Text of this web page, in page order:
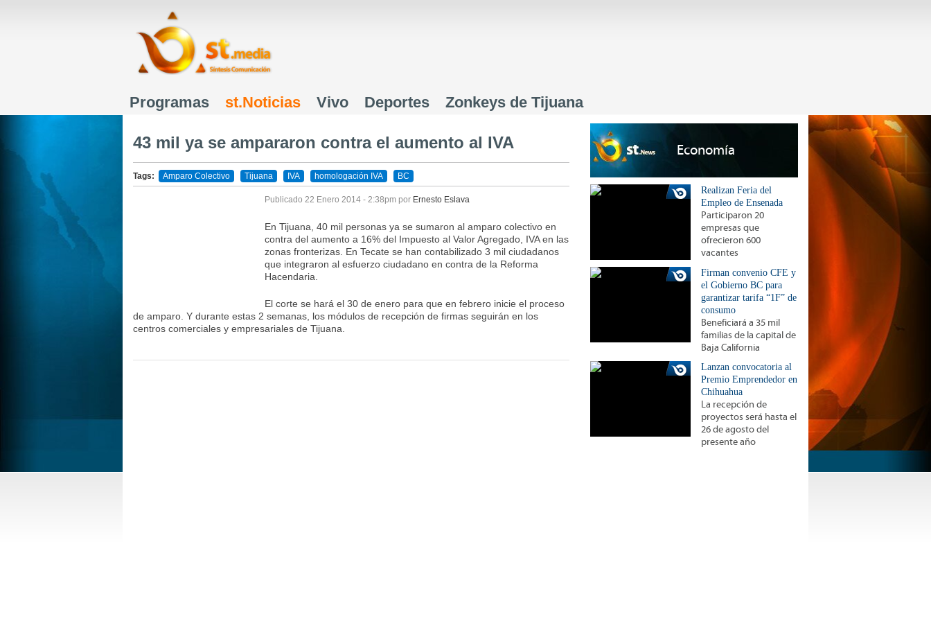
Menú principal
Programas st.Noticias Vivo Deportes Zonkeys de Tijuana
43 mil ya se ampararon contra el aumento al IVA
Tags: Amparo Colectivo Tijuana IVA homologación IVA BC
Publicado 22 Enero 2014 - 2:38pm por Ernesto Eslava
En Tijuana, 40 mil personas ya se sumaron al amparo colectivo en
contra del aumento a 16% del Impuesto al Valor Agregado, IVA en las
zonas fronterizas. En Tecate se han contabilizado 3 mil ciudadanos
que integraron al esfuerzo ciudadano en contra de la Reforma
Hacendaria.
El corte se hará el 30 de enero para que en febrero inicie el proceso
de amparo. Y durante estas 2 semanas, los módulos de recepción de firmas seguirán en los
centros comerciales y empresariales de Tijuana.
Economía
Realizan Feria del
Empleo de Ensenada
Participaron 20
empresas que
ofrecieron 600
vacantes
Firman convenio CFE y
el Gobierno BC para
garantizar tarifa “1F” de
consumo
Beneficiará a 35 mil
familias de la capital de
Baja California
Lanzan convocatoria al
Premio Emprendedor en
Chihuahua
La recepción de
proyectos será hasta el
26 de agosto del
presente año